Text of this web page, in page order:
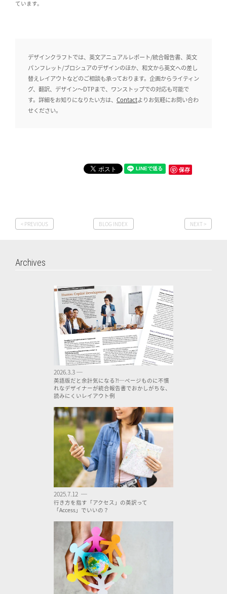
ています。
デザインクラフトでは、英文アニュアルレポート/統合報告書、英文
パンフレット/ブロシュアのデザインのほか、和文から英文への差し
替えレイアウトなどのご相談も承っております。企画からライティン
グ、翻訳、デザイン〜DTPまで、ワンストップでの対応も可能で
す。詳細をお知りになりたい方は、 Contactよりお気軽にお問い合わ
せください。
保存
< PREVIOUS BLOG INDEX NEXT >
Archives
2026.3.3 ─
英語版だと余計気になる⁈─ページものに不慣
れなデザイナーが統合報告書でおかしがちな、
読みにくいレイアウト例
2025.7.12 ─
行き方を指す「アクセス」の英訳って
「Access」でいいの？